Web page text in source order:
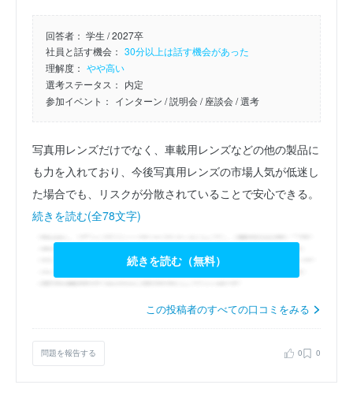
回答者： 学生 / 2027卒
社員と話す機会： 30分以上は話す機会があった
理解度： やや高い
選考ステータス： 内定
参加イベント： インターン / 説明会/ 座談会/ 選考
写真用レンズだけでなく、車載用レンズなどの他の製品に
も力を入れており、今後写真用レンズの市場人気が低迷し
た場合でも、リスクが分散されていることで安心できる。
続きを読む(全78文字)
続きを読む（無料）
この投稿者のすべての口コミをみる
問題を報告する 0 0